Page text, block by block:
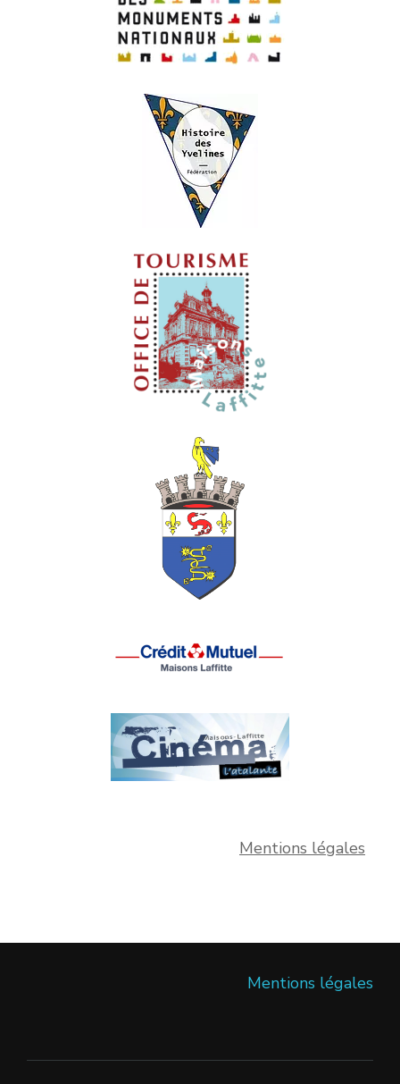
Mentions légales
Mentions légales